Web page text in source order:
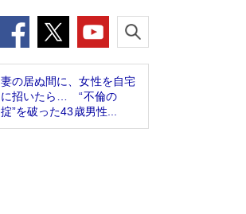
妻の居ぬ間に、女性を自宅
に招いたら… “不倫の
掟”を破った43歳男性...